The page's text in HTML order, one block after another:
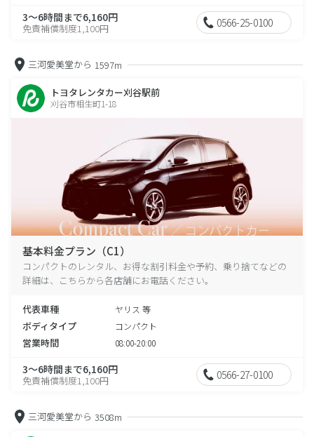
3～6時間まで6,160円
免責補償制度1,100円 0566-25-0100
三河愛美堂から 1597m
トヨタレンタカー刈谷駅前
刈谷市相生町1-18
基本料金プラン（C1）
コンパクトのレンタル、お得な割引料金や予約、乗り捨てなどの
詳細は、こちらから各店舗にお電話ください。
代表車種 ヤリス 等
ボディタイプ コンパクト
営業時間 08:00-20:00
3～6時間まで6,160円
免責補償制度1,100円 0566-27-0100
三河愛美堂から 3508m